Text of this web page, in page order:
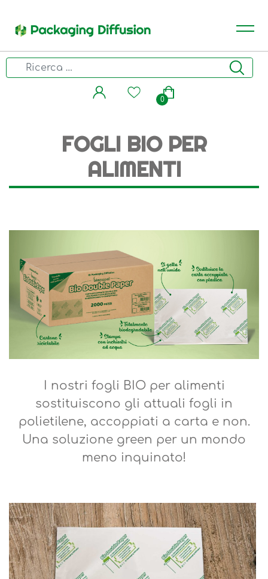
0
FOGLI BIO PER
ALIMENTI
I nostri fogli BIO per alimenti
sostituiscono gli attuali fogli in
polietilene, accoppiati a carta e non.
Una soluzione green per un mondo
meno inquinato!